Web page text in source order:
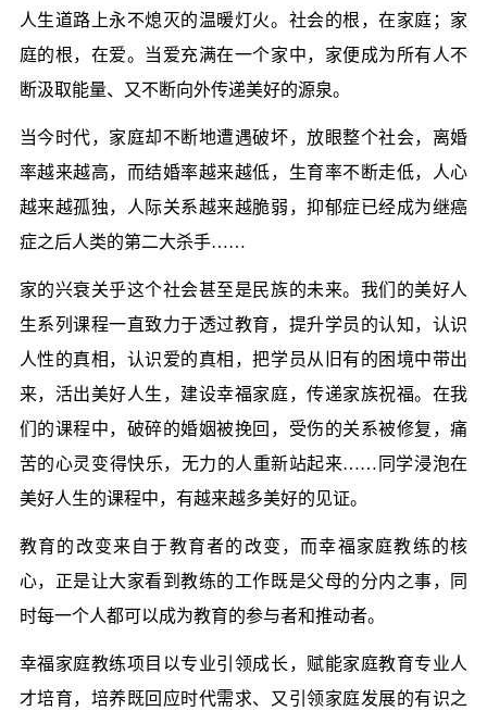
人生道路上永不熄灭的温暖灯火。社会的根，在家庭；家
庭的根，在爱。当爱充满在一个家中，家便成为所有人不
断汲取能量、又不断向外传递美好的源泉。
当今时代，家庭却不断地遭遇破坏，放眼整个社会，离婚
率越来越高，而结婚率越来越低，生育率不断走低，人心
越来越孤独，人际关系越来越脆弱，抑郁症已经成为继癌
症之后人类的第二大杀手……
家的兴衰关乎这个社会甚至是民族的未来。我们的美好人
生系列课程一直致力于透过教育，提升学员的认知，认识
人性的真相，认识爱的真相，把学员从旧有的困境中带出
来，活出美好人生，建设幸福家庭，传递家族祝福。在我
们的课程中，破碎的婚姻被挽回，受伤的关系被修复，痛
苦的心灵变得快乐，无力的人重新站起来……同学浸泡在
美好人生的课程中，有越来越多美好的见证。
教育的改变来自于教育者的改变，而幸福家庭教练的核
心，正是让大家看到教练的工作既是父母的分内之事，同
时每一个人都可以成为教育的参与者和推动者。
幸福家庭教练项目以专业引领成长，赋能家庭教育专业人
才培育，培养既回应时代需求、又引领家庭发展的有识之